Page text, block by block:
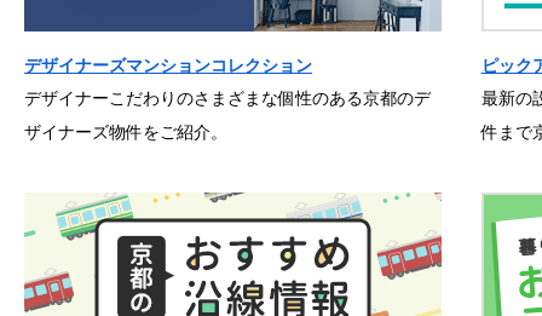
デザイナーズマンションコレクション
デザイナーこだわりのさまざまな個性のある京都のデ
ザイナーズ物件をご紹介。
ピック
最新の
件まで